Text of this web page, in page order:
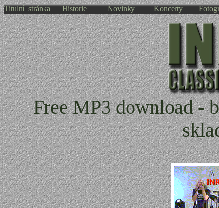
Titulní stránka Historie Novinky Koncerty
Free MP3 download -